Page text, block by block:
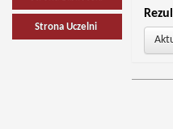
Strona Uczelni